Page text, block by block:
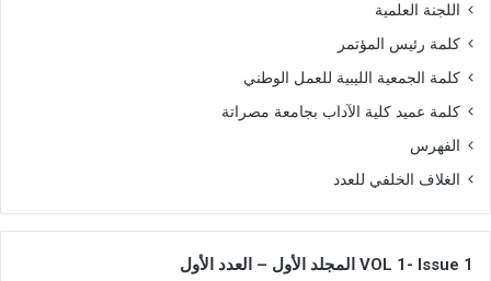
اللجنة العلمية
كلمة رئيس المؤتمر
كلمة الجمعية الليبية للعمل الوطني
كلمة عميد كلية الآداب بجامعة مصراتة
الفهرس
الغلاف الخلفي للعدد
VOL 1- Issue 1 المجلد الأول – العدد الأول